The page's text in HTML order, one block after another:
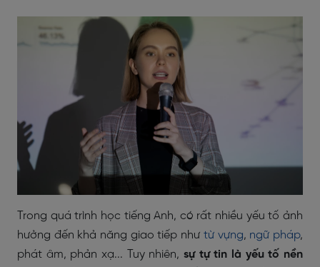
Trong quá trình học tiếng Anh, có rất nhiều yếu tố ảnh
hưởng đến khả năng giao tiếp như từ vựng, ngữ pháp,
phát âm, phản xạ... Tuy nhiên, sự tự tin là yếu tố nền